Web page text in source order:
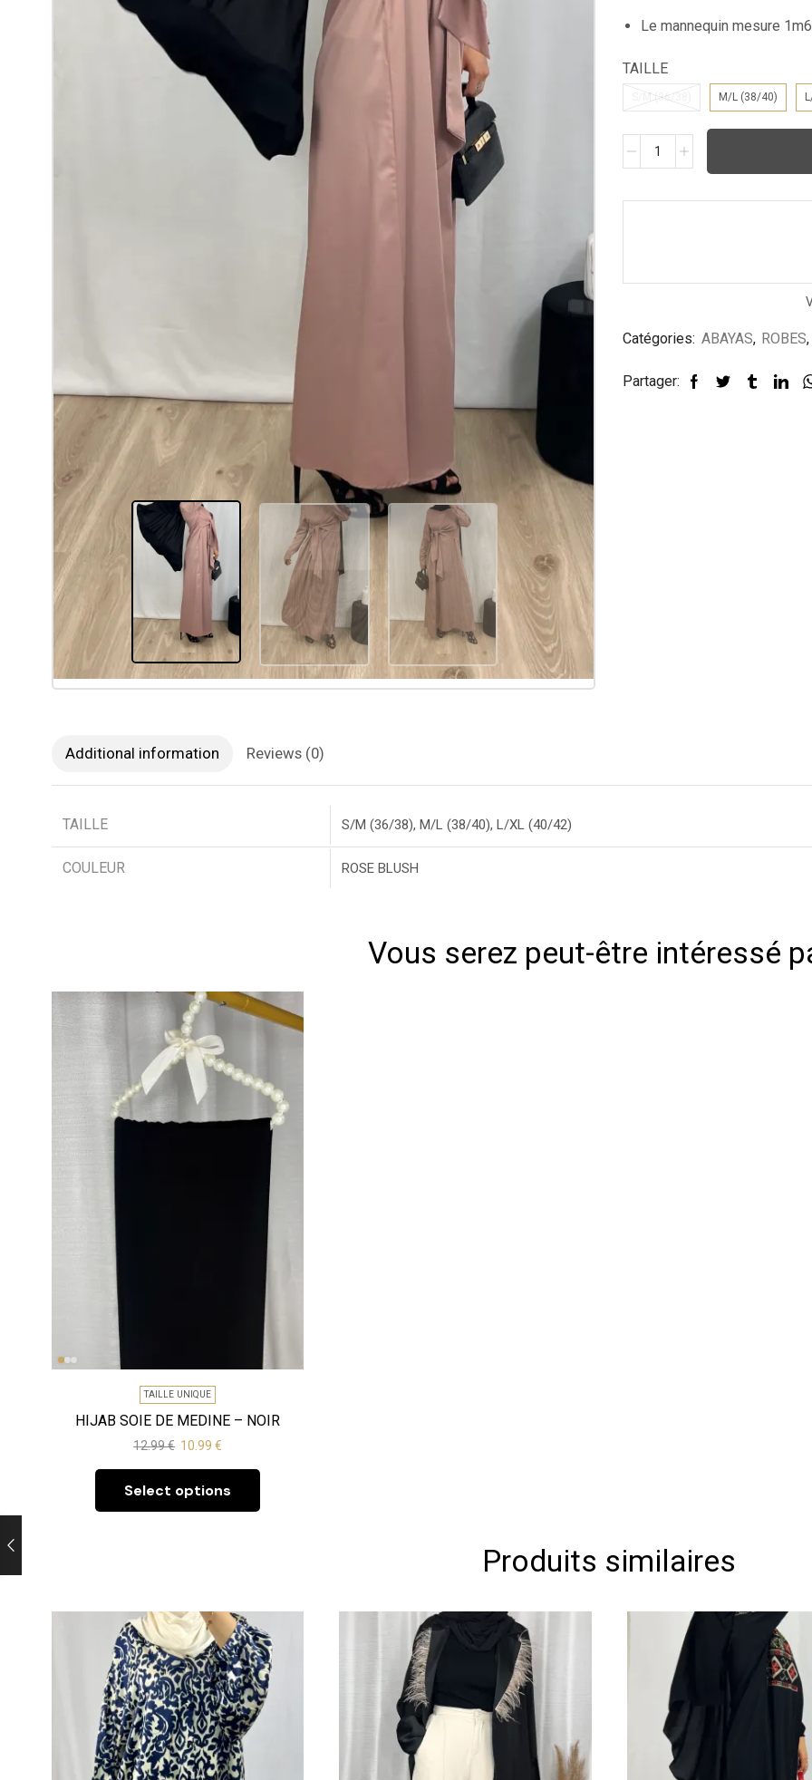
Le mannequin mesure
TAILLE
S/M (36/38) M/L (38/40)
Catégories: ABAYAS, ROBES,
Partager:
Additional information Reviews (0)
TAILLE S/M (36/38), M/L (38/40), L/XL (40/42)
COULEUR ROSE BLUSH
Vous serez peut-être intéressé
TAILLE UNIQUE
HIJAB SOIE DE MEDINE – NOIR
12.99€ 10.99€
Select options
Produits similaires